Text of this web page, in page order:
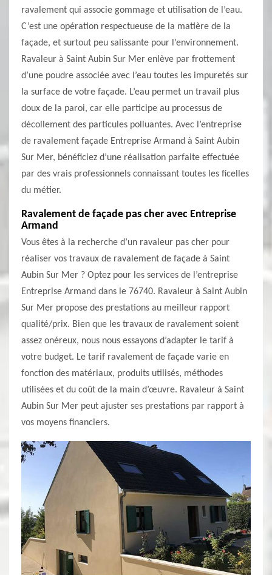
ravalement qui associe gommage et utilisation de l’eau.
C’est une opération respectueuse de la matière de la
façade, et surtout peu salissante pour l’environnement.
Ravaleur à Saint Aubin Sur Mer enlève par frottement
d’une poudre associée avec l’eau toutes les impuretés sur
la surface de votre façade. L’eau permet un travail plus
doux de la paroi, car elle participe au processus de
décollement des particules polluantes. Avec l’entreprise
de ravalement façade Entreprise Armand à Saint Aubin
Sur Mer, bénéficiez d’une réalisation parfaite effectuée
par des vrais professionnels connaissant toutes les ficelles
du métier.
Ravalement de façade pas cher avec Entreprise
Armand
Vous êtes à la recherche d’un ravaleur pas cher pour
réaliser vos travaux de ravalement de façade à Saint
Aubin Sur Mer ? Optez pour les services de l’entreprise
Entreprise Armand dans le 76740. Ravaleur à Saint Aubin
Sur Mer propose des prestations au meilleur rapport
qualité/prix. Bien que les travaux de ravalement soient
assez onéreux, nous nous essayons d’adapter le tarif à
votre budget. Le tarif ravalement de façade varie en
fonction des matériaux, produits utilisés, méthodes
utilisées et du coût de la main d’œuvre. Ravaleur à Saint
Aubin Sur Mer peut ajuster ses prestations par rapport à
vos moyens financiers.